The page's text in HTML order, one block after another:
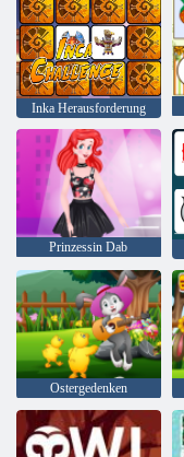
Inka Herausforderung
Prinzessin Dab
Ostergedenken